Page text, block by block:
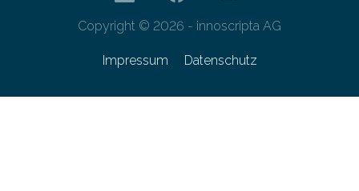
Copyright © 2026 - innoscripta AG
Impressum Datenschutz